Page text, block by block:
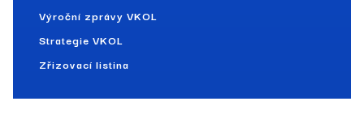
Výroční zprávy VKOL
Strategie VKOL
Zřizovací listina